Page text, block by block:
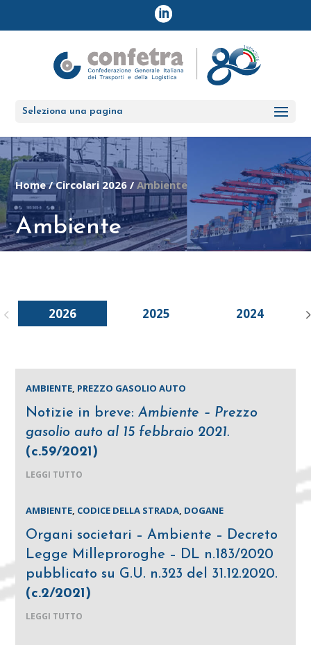
Seleziona una pagina
Home/Circolari 2026 /Ambiente
Ambiente
2026 2025 2024
AMBIENTE, PREZZO GASOLIO AUTO
Notizie in breve:Ambiente – Prezzo
gasolio auto al 15 febbraio 2021.
(c.59/2021)
LEGGI TUTTO
AMBIENTE, CODICE DELLA STRADA, DOGANE
Organi societari – Ambiente – Decreto
Legge Milleproroghe – DL n.183/2020
pubblicato su G.U. n.323 del 31.12.2020.
(c.2/2021)
LEGGI TUTTO